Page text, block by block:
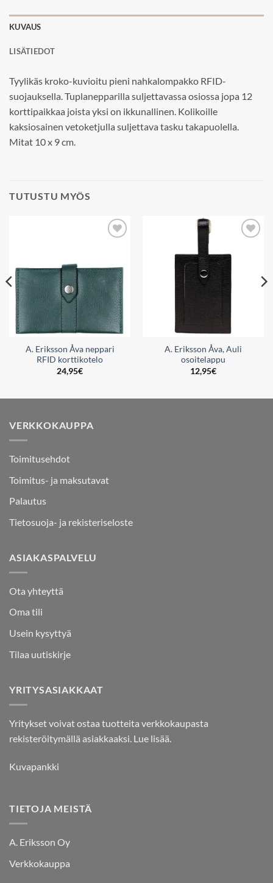
KUVAUS
LISÄTIEDOT
Tyylikäs kroko-kuvioitu pieni nahkalompakko RFID-
suojauksella. Tuplanepparilla suljettavassa osiossa jopa 12
korttipaikkaa joista yksi on ikkunallinen. Kolikoille
kaksiosainen vetoketjulla suljettava tasku takapuolella.
Mitat 10 x 9 cm.
TUTUSTU MYÖS
A. Eriksson Åva neppari
RFID korttikotelo
24,95€
A. Eriksson Åva, Auli
osoitelappu
12,95€
VERKKOKAUPPA
Toimitusehdot
Toimitus- ja maksutavat
Palautus
Tietosuoja- ja rekisteriseloste
ASIAKASPALVELU
Ota yhteyttä
Oma tili
Usein kysyttyä
Tilaa uutiskirje
YRITYSASIAKKAAT
Yritykset voivat ostaa tuotteita verkkokaupasta
rekisteröitymällä asiakkaaksi. Lue lisää.
Kuvapankki
TIETOJA MEISTÄ
A. Eriksson Oy
Verkkokauppa